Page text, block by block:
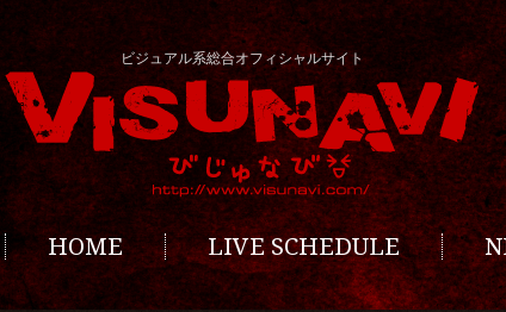
ビジュアル系総合オフィシャルサイト
HOME LIVE SCHEDULE